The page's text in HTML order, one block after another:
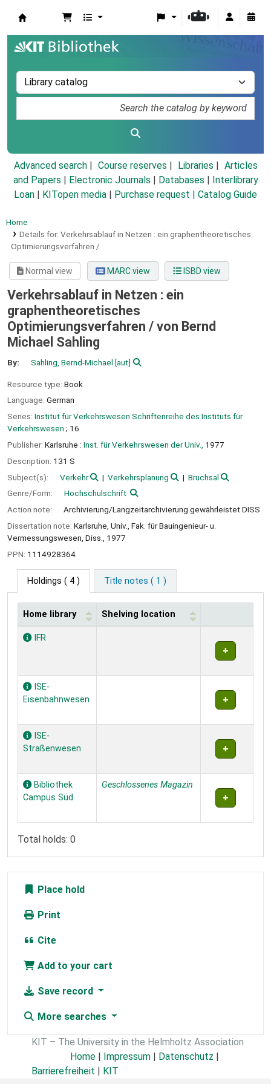
Advanced search Course reserves Libraries
Articles
and Papers
Electronic Journals Databases
Interlibrary
Loan
KITopen media Purchase request | Catalog Guide
Home
Details for: Verkehrsablauf in Netzen : ein graphentheoretisches
Optimierungsverfahren /
Normal view MARC view ISBD view
Verkehrsablauf in Netzen : ein
graphentheoretisches
Optimierungsverfahren / von Bernd
Michael Sahling
By: Sahling, Bernd-Michael [aut]
Resource type: Book
Language: German
Series: Institut für Verkehrswesen Schriftenreihe des Instituts für
Verkehrswesen ; 16
Publisher: Karlsruhe : Inst. für Verkehrswesen der Univ., 1977
Description: 131 S
Subject(s):
Verkehr Verkehrsplanung
Bruchsal
Genre/Form:
Hochschulschrift
Action note:
Archivierung/Langzeitarchivierung gewährleistet DISS
Dissertation note: Karlsruhe, Univ., Fak. für Bauingenieur- u.
Vermessungswesen, Diss., 1977
PPN: 1114928364
Holdings ( 4 ) Title notes ( 1 )
Holdings
Home library Shelving location
IFR
ISE-
Eisenbahnwesen
ISE-
Straßenwesen
Bibliothek
Campus Süd
Geschlossenes Magazin
Total holds: 0
Place hold
Print
Cite
Add to your cart
Save record
More searches
KIT – The University in the Helmholtz Association
Home | Impressum | Datenschutz |
Barrierefreiheit | KIT